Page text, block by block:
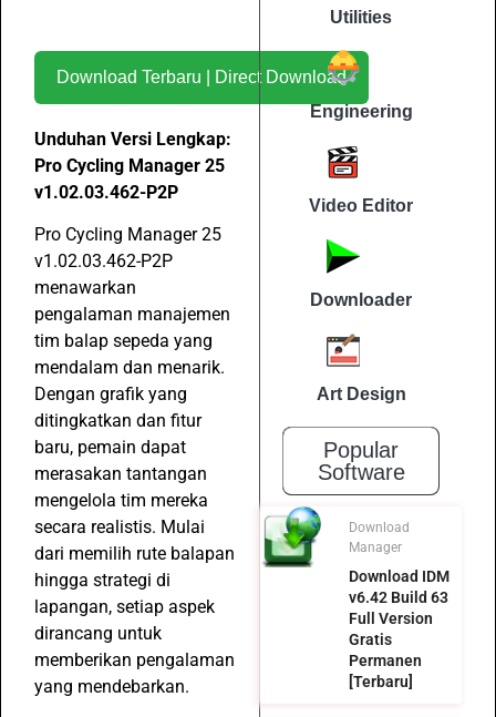
Download Terbaru | Direct Download
Unduhan Versi Lengkap:
Pro Cycling Manager 25
v1.02.03.462-P2P
Pro Cycling Manager 25
v1.02.03.462-P2P
menawarkan
pengalaman manajemen
tim balap sepeda yang
mendalam dan menarik.
Dengan grafik yang
ditingkatkan dan fitur
baru, pemain dapat
merasakan tantangan
mengelola tim mereka
secara realistis. Mulai
dari memilih rute balapan
hingga strategi di
lapangan, setiap aspek
dirancang untuk
memberikan pengalaman
yang mendebarkan.
Utilities
Engineering
Video Editor
Downloader
Art Design
Popular
Software
Download
Manager
Download IDM
v6.42 Build 63
Full Version
Gratis
Permanen
[Terbaru]